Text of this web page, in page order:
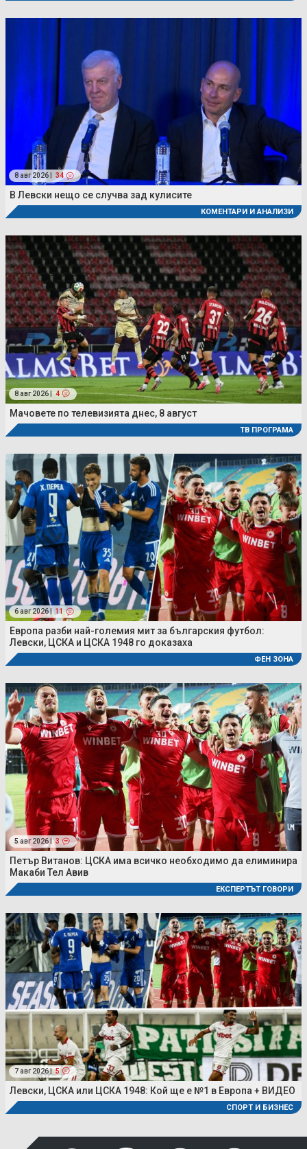
8 авг 2026 | 34
В Левски нещо се случва зад кулисите
КОМЕНТАРИ И АНАЛИЗИ
8 авг 2026 | 4
Мачовете по телевизията днес, 8 август
ТВ ПРОГРАМА
6 авг 2026 | 11
Европа разби най-големия мит за българския футбол:
Левски, ЦСКА и ЦСКА 1948 го доказаха
ФЕН ЗОНА
5 авг 2026 | 3
Петър Витанов: ЦСКА има всичко необходимо да елиминира
Макаби Тел Авив
ЕКСПЕРТЪТ ГОВОРИ
7 авг 2026 | 5
Левски, ЦСКА или ЦСКА 1948: Кой ще е №1 в Европа + ВИДЕО
СПОРТ И БИЗНЕС